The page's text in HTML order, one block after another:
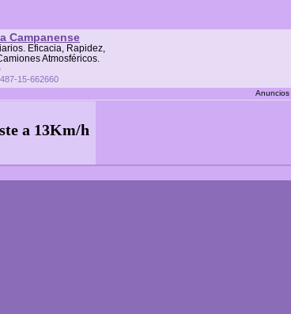
Campanense
Eficacia, Rapidez,
Atmosféricos.
15-662660
Anuncios